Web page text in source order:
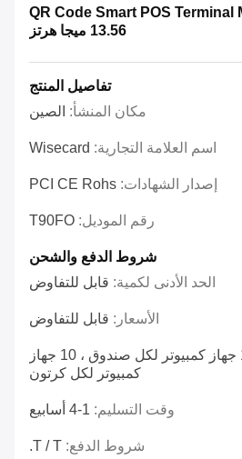
QR Code Smart POS Terminal
13.56 ميجا هرتز
تفاصيل المنتج
مكان المنشأ: الصين
اسم العلامة التجارية: Wisecard
إصدار الشهادات: PCI CE Rohs
رقم الموديل: T90FO
شروط الدفع والشحن
الحد الأدنى لكمية: قابل للتفاوض
الأسعار: قابل للتفاوض
1 جهاز كمبيوتر لكل صندوق ، 10 جهاز
كمبيوتر لكل كرتون
وقت التسليم: 1-4 أسابيع
شروط الدفع: T / T.